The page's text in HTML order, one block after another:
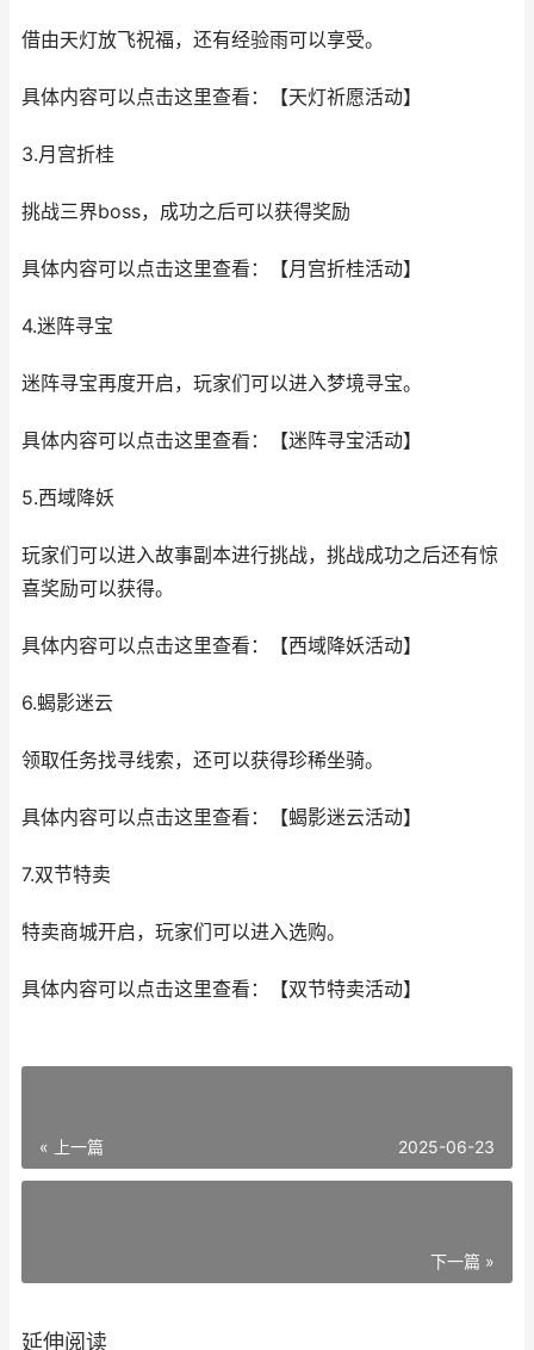
借由天灯放飞祝福，还有经验雨可以享受。
具体内容可以点击这里查看：【天灯祈愿活动】
3.月宫折桂
挑战三界boss，成功之后可以获得奖励
具体内容可以点击这里查看：【月宫折桂活动】
4.迷阵寻宝
迷阵寻宝再度开启，玩家们可以进入梦境寻宝。
具体内容可以点击这里查看：【迷阵寻宝活动】
5.西域降妖
玩家们可以进入故事副本进行挑战，挑战成功之后还有惊
喜奖励可以获得。
具体内容可以点击这里查看：【西域降妖活动】
6.蝎影迷云
领取任务找寻线索，还可以获得珍稀坐骑。
具体内容可以点击这里查看：【蝎影迷云活动】
7.双节特卖
特卖商城开启，玩家们可以进入选购。
具体内容可以点击这里查看：【双节特卖活动】
« 上一篇 2025-06-23
下一篇 »
延伸阅读